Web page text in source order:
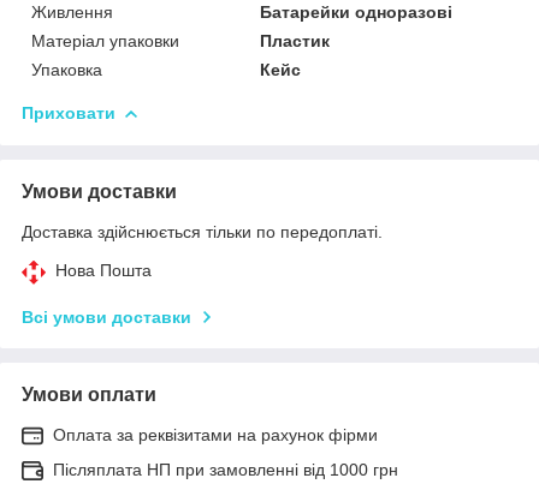
Живлення
Батарейки одноразові
Матеріал упаковки
Пластик
Упаковка
Кейс
Приховати
Умови доставки
Доставка здійснюється тільки по передоплаті.
Нова Пошта
Всі умови доставки
Умови оплати
Оплата за реквізитами на рахунок фірми
Післяплата НП при замовленні від 1000 грн